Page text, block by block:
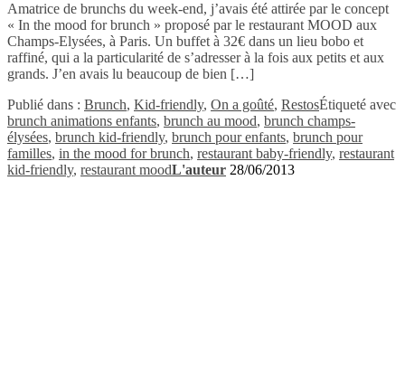
Amatrice de brunchs du week-end, j’avais été attirée par le concept
« In the mood for brunch » proposé par le restaurant MOOD aux
Champs-Elysées, à Paris. Un buffet à 32€ dans un lieu bobo et
raffiné, qui a la particularité de s’adresser à la fois aux petits et aux
grands. J’en avais lu beaucoup de bien […]
Publié dans : Brunch, Kid-friendly, On a goûté, RestosÉtiqueté avec
brunch animations enfants, brunch au mood, brunch champs-
élysées, brunch kid-friendly, brunch pour enfants, brunch pour
familles, in the mood for brunch, restaurant baby-friendly, restaurant
kid-friendly, restaurant moodL'auteur 28/06/2013